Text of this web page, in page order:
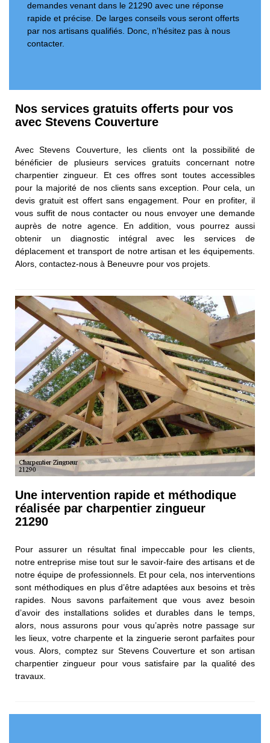
demandes venant dans le 21290 avec une réponse
rapide et précise. De larges conseils vous seront offerts
par nos artisans qualifiés. Donc, n’hésitez pas à nous
contacter.
Nos services gratuits offerts pour vos
avec Stevens Couverture
Avec Stevens Couverture, les clients ont la possibilité de
bénéficier de plusieurs services gratuits concernant notre
charpentier zingueur. Et ces offres sont toutes accessibles
pour la majorité de nos clients sans exception. Pour cela, un
devis gratuit est offert sans engagement. Pour en profiter, il
vous suffit de nous contacter ou nous envoyer une demande
auprès de notre agence. En addition, vous pourrez aussi
obtenir un diagnostic intégral avec les services de
déplacement et transport de notre artisan et les équipements.
Alors, contactez-nous à Beneuvre pour vos projets.
Une intervention rapide et méthodique
réalisée par charpentier zingueur
21290
Pour assurer un résultat final impeccable pour les clients,
notre entreprise mise tout sur le savoir-faire des artisans et de
notre équipe de professionnels. Et pour cela, nos interventions
sont méthodiques en plus d’être adaptées aux besoins et très
rapides. Nous savons parfaitement que vous avez besoin
d’avoir des installations solides et durables dans le temps,
alors, nous assurons pour vous qu’après notre passage sur
les lieux, votre charpente et la zinguerie seront parfaites pour
vous. Alors, comptez sur Stevens Couverture et son artisan
charpentier zingueur pour vous satisfaire par la qualité des
travaux.